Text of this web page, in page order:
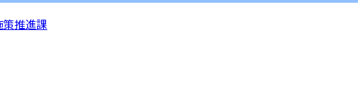
推進課